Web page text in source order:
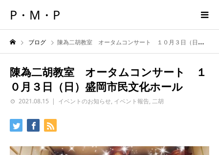
P・M・P
ブログ 陳為二胡教室 オータムコンサート １０月３日（日）盛岡市民文化ホール
陳為二胡教室 オータムコンサート １
０月３日（日）盛岡市民文化ホール
2021.08.15 イベントのお知らせ, イベント報告, 二胡